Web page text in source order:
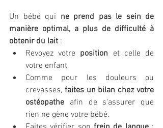
Un bébé qui ne prend pas le sein de
manière optimal, a plus de difficulté à
obtenir du lait :
Revoyez votre position et celle de
votre enfant
Comme pour les douleurs ou
crevasses, faites un bilan chez votre
ostéopathe afin de s'assurer que
rien ne gène votre bébé.